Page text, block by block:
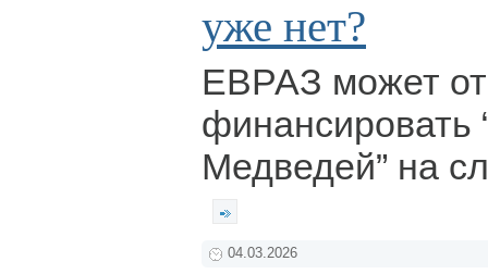
уже нет?
ЕВРАЗ может
финансировать
Медведей” на
04.03.2026